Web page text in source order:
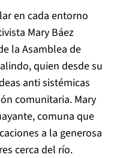
en cada entorno
Mary Báez
la Asamblea de
quien desde su
anti sistémicas
comunitaria. Mary
comuna que
a la generosa
cerca del río.